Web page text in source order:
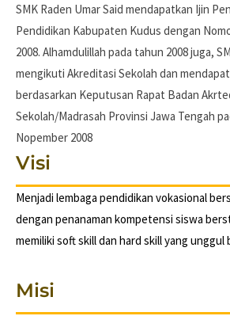
SMK Raden Umar Said mendapatkan Ijin
Pendidikan Kabupaten Kudus dengan
2008. Alhamdulillah pada tahun 2008 juga,
mengikuti Akreditasi Sekolah dan
berdasarkan Keputusan Rapat Badan
Sekolah/Madrasah Provinsi Jawa Tengah
Nopember 2008
Visi
Menjadi lembaga pendidikan vokasional
dengan penanaman kompetensi siswa
memiliki soft skill dan hard skill yang unggul
Misi